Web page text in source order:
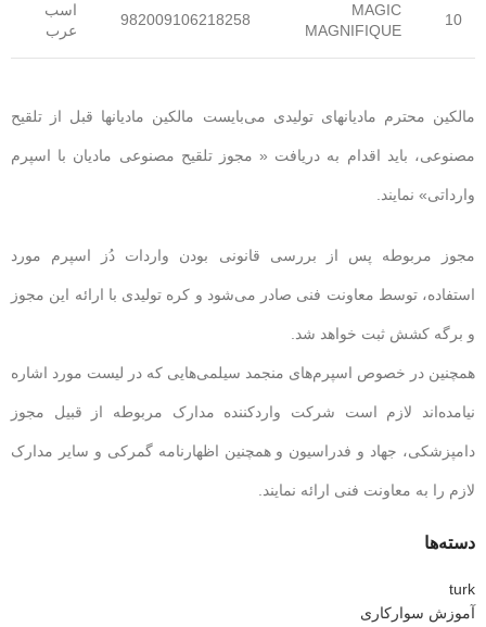
10
MAGIC
MAGNIFIQUE
982009106218258
اسب
عرب
مالکین محترم مادیانهای تولیدی می‌بایست مالکین مادیانها قبل از تلقیح
مصنوعی، باید اقدام به دریافت « مجوز تلقیح مصنوعی مادیان با اسپرم
وارداتی» نمایند.
مجوز مربوطه پس از بررسی قانونی بودن واردات دُز اسپرم مورد
استفاده، توسط معاونت فنی صادر می‌شود و کره تولیدی با ارائه این مجوز
و برگه کشش ثبت خواهد شد.
همچنین در خصوص اسپرم‌های منجمد سیلمی‌هایی که در لیست مورد اشاره
نیامده‌اند لازم است شرکت وارد‌کننده مدارک مربوطه از قبیل مجوز
دامپزشکی، جهاد و فدراسیون و همچنین اظهار‌نامه گمرکی و سایر مدارک
لازم را به معاونت فنی ارائه نمایند.
دسته‌ها
turk
آموزش سوارکاری